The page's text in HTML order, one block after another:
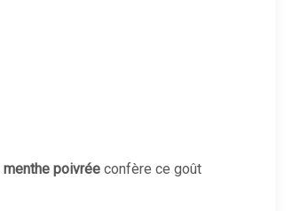
menthe poivrée confère ce goût